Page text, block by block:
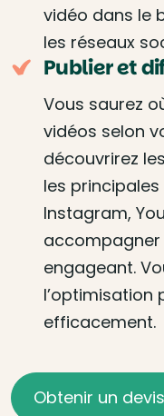
vidéo dans le
les réseaux
Publier et
Vous saurez
vidéos selon
découvrirez
les
Instagram,
accompagner
engageant.
l’optimisation
efficacement.
Obtenir un devis